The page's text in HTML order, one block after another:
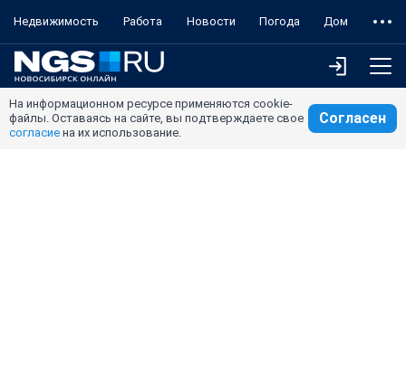
Недвижимость Работа Новости Погода Дом
На информационном ресурсе применяются cookie-
файлы. Оставаясь на сайте, вы подтверждаете свое
согласие на их использование.
Согласен